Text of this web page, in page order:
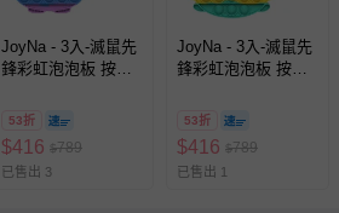
JoyNa - 3入-滅鼠先
鋒彩虹泡泡板 按壓
鷹(顏色隨機1入)+隨
機2入
53折
$416 $789
已售出 3
JoyNa - 3入-滅鼠先
鋒彩虹泡泡板 按壓
(顏色隨機1入)+隨機
2入
53折
$416 $789
已售出 1